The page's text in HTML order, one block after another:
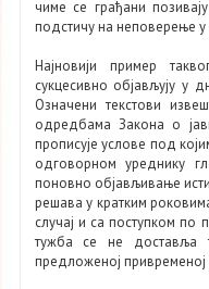
чиме се грађани
подстичу на неповерење у
Најновији пример
сукцесивно објављују у
Означени текстови
одредбама Закона о
прописује услове под
одговорном уреднику
поновно објављивање
решава у кратким
случај и са поступком по
тужба се не
предложеној привременој